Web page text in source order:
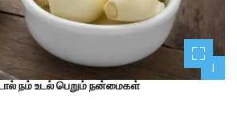
1
நம் உடல் பெறும் நன்மைகள்